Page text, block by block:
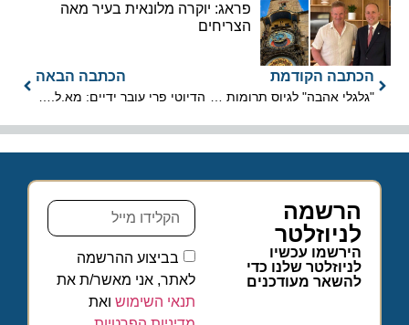
פראג: יוקרה מלונאית בעיר מאה
הצריחים
הכתבה הקודמת
"גלגלי אהבה" לגיוס תרומות לילדי אלי"ן רושם שיא
הכתבה הבאה
הדיוטי פרי עובר ידיים: מא.ל.מ לאופיס דיפו מ-2019
הרשמה
לניוזלטר
הירשמו עכשיו
לניוזלטר שלנו כדי
להשאר מעודכנים
בביצוע ההרשמה
לאתר, אני מאשר/ת את
תנאי השימושואת